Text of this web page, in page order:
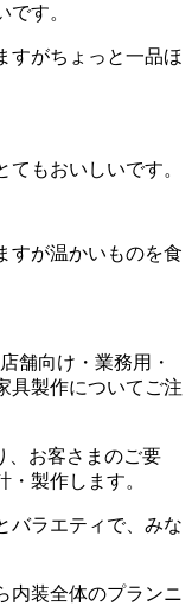
す。
すがちょっと一品ほ
もおいしいです。
すが温かいものを食
舗向け・業務用・
具製作についてご注
、お客さまのご要
製作します。
バラエティで、みな
内装全体のプランニ